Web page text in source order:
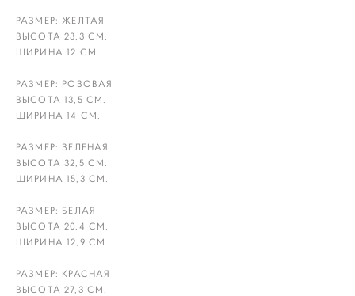
РАЗМЕР: ЖЕЛТАЯ
ВЫСОТА 23,3 СМ.
ШИРИНА 12 СМ.
РАЗМЕР: РОЗОВАЯ
ВЫСОТА 13,5 СМ.
ШИРИНА 14 СМ.
РАЗМЕР: ЗЕЛЕНАЯ
ВЫСОТА 32,5 СМ.
ШИРИНА 15,3 СМ.
РАЗМЕР: БЕЛАЯ
ВЫСОТА 20,4 СМ.
ШИРИНА 12,9 СМ.
РАЗМЕР: КРАСНАЯ
ВЫСОТА 27,3 СМ.